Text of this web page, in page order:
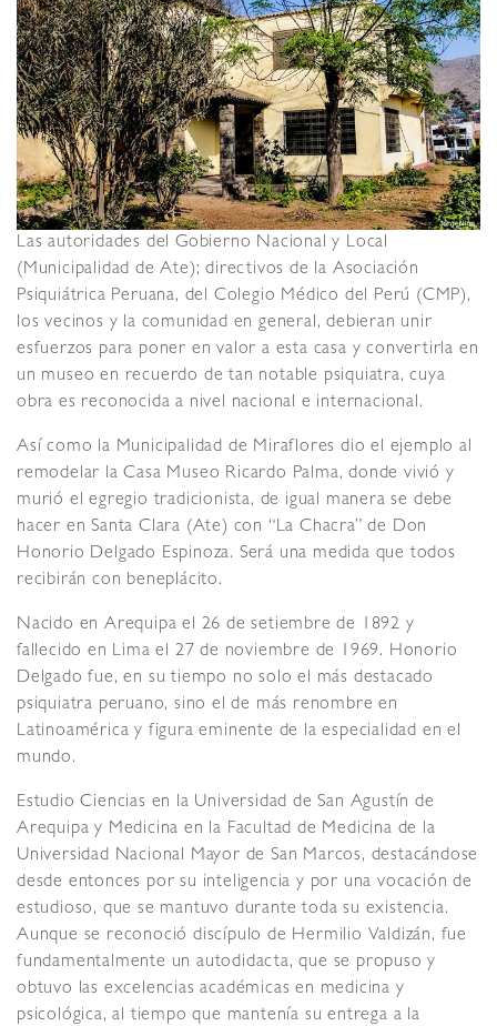
Las autoridades del Gobierno Nacional y Local
(Municipalidad de Ate); directivos de la Asociación
Psiquiátrica Peruana, del Colegio Médico del Perú (CMP),
los vecinos y la comunidad en general, debieran unir
esfuerzos para poner en valor a esta casa y convertirla en
un museo en recuerdo de tan notable psiquiatra, cuya
obra es reconocida a nivel nacional e internacional.
Así como la Municipalidad de Miraflores dio el ejemplo al
remodelar la Casa Museo Ricardo Palma, donde vivió y
murió el egregio tradicionista, de igual manera se debe
hacer en Santa Clara (Ate) con “La Chacra” de Don
Honorio Delgado Espinoza. Será una medida que todos
recibirán con beneplácito.
Nacido en Arequipa el 26 de setiembre de 1892 y
fallecido en Lima el 27 de noviembre de 1969. Honorio
Delgado fue, en su tiempo no solo el más destacado
psiquiatra peruano, sino el de más renombre en
Latinoamérica y figura eminente de la especialidad en el
mundo.
Estudio Ciencias en la Universidad de San Agustín de
Arequipa y Medicina en la Facultad de Medicina de la
Universidad Nacional Mayor de San Marcos, destacándose
desde entonces por su inteligencia y por una vocación de
estudioso, que se mantuvo durante toda su existencia.
Aunque se reconoció discípulo de Hermilio Valdizán, fue
fundamentalmente un autodidacta, que se propuso y
obtuvo las excelencias académicas en medicina y
psicológica, al tiempo que mantenía su entrega a la